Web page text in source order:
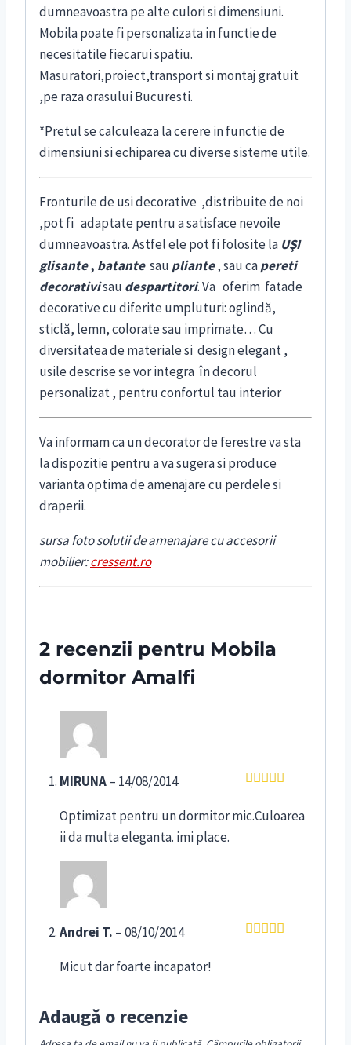
dumneavoastra pe alte culori si dimensiuni.
Mobila poate fi personalizata in functie de
necesitatile fiecarui spatiu.
Masuratori,proiect,transport si montaj gratuit
,pe raza orasului Bucuresti.
*Pretul se calculeaza la cerere in functie de
dimensiuni si echiparea cu diverse sisteme utile.
Fronturile de usi decorative ,distribuite de noi
,pot fi adaptate pentru a satisface nevoile
dumneavoastra. Astfel ele pot fi folosite la UŞI
glisante, batante sau pliante, sau capereti
decorativisau despartitori. Va oferim fatade
decorative cu diferite umpluturi: oglindă,
sticlă, lemn, colorate sau imprimate… Cu
diversitatea de materiale si design elegant ,
usile descrise se vor integra în decorul
personalizat , pentru confortul tau interior
Va informam ca un decorator de ferestre va sta
la dispozitie pentru a va sugera si produce
varianta optima de amenajare cu perdele si
draperii.
sursa foto solutii de amenajare cu accesorii
mobilier:cressent.ro
2 recenzii pentru Mobila
dormitor Amalfi
din 5
MIRUNA– 14/08/2014
Optimizat pentru un dormitor mic.Culoarea
ii da multa eleganta. imi place.
Andrei T. –08/10/2014
Micut dar foarte incapator!
Adaugă o recenzie